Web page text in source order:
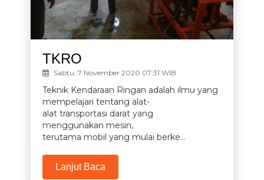
TKRO
Sabtu, 7 November 2020 07:31 WIB
Teknik Kendaraan Ringan adalah ilmu yang
mempelajari tentang alat-
alat transportasi darat yang
menggunakan mesin,
terutama mobil yang mulai berke...
Lanjut Baca